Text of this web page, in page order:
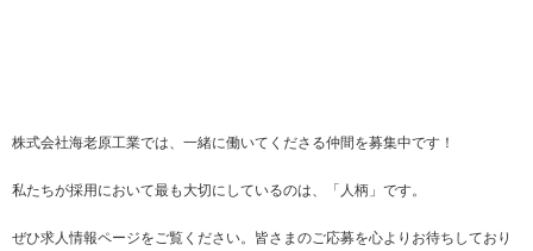
株式会社海老原工業では、一緒に働いてくださる仲間を募集中です！
私たちが採用において最も大切にしているのは、「人柄」です。
ぜひ求人情報ページをご覧ください。皆さまのご応募を心よりお待ちしており